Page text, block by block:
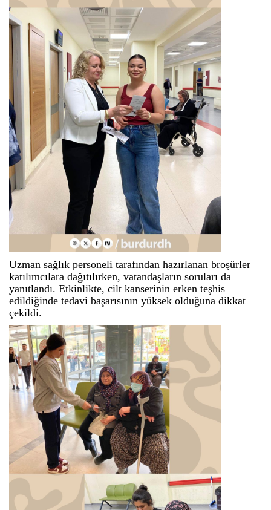
Uzman sağlık personeli tarafından hazırlanan broşürler
katılımcılara dağıtılırken, vatandaşların soruları da
yanıtlandı. Etkinlikte, cilt kanserinin erken teşhis
edildiğinde tedavi başarısının yüksek olduğuna dikkat
çekildi.